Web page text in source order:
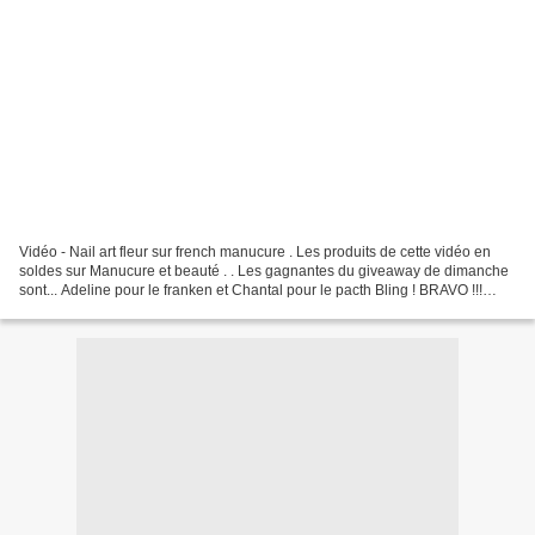
Vidéo - Nail art fleur sur french manucure . Les produits de cette vidéo en
soldes sur Manucure et beauté . . Les gagnantes du giveaway de dimanche
sont... Adeline pour le franken et Chantal pour le pacth Bling ! BRAVO !!!